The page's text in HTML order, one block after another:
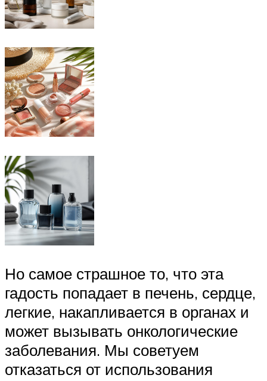
Но самое страшное то, что эта
гадость попадает в печень, сердце,
легкие, накапливается в органах и
может вызывать онкологические
заболевания. Мы советуем
отказаться от использования